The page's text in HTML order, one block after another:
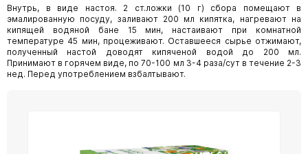
Внутрь, в виде настоя. 2 ст.ложки (10 г) сбора помещают в
эмалированную посуду, заливают 200 мл кипятка, нагревают на
кипящей водяной бане 15 мин, настаивают при комнатной
температуре 45 мин, процеживают. Оставшееся сырье отжимают,
полученный настой доводят кипяченой водой до 200 мл.
Принимают в горячем виде, по 70-100 мл 3-4 раза/сут в течение 2-3
нед. Перед употреблением взбалтывают.